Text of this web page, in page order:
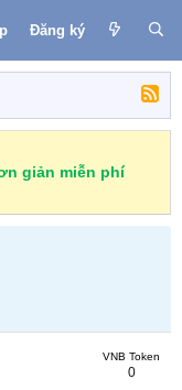
Đăng ký
giản miễn phí
VNB Token
0